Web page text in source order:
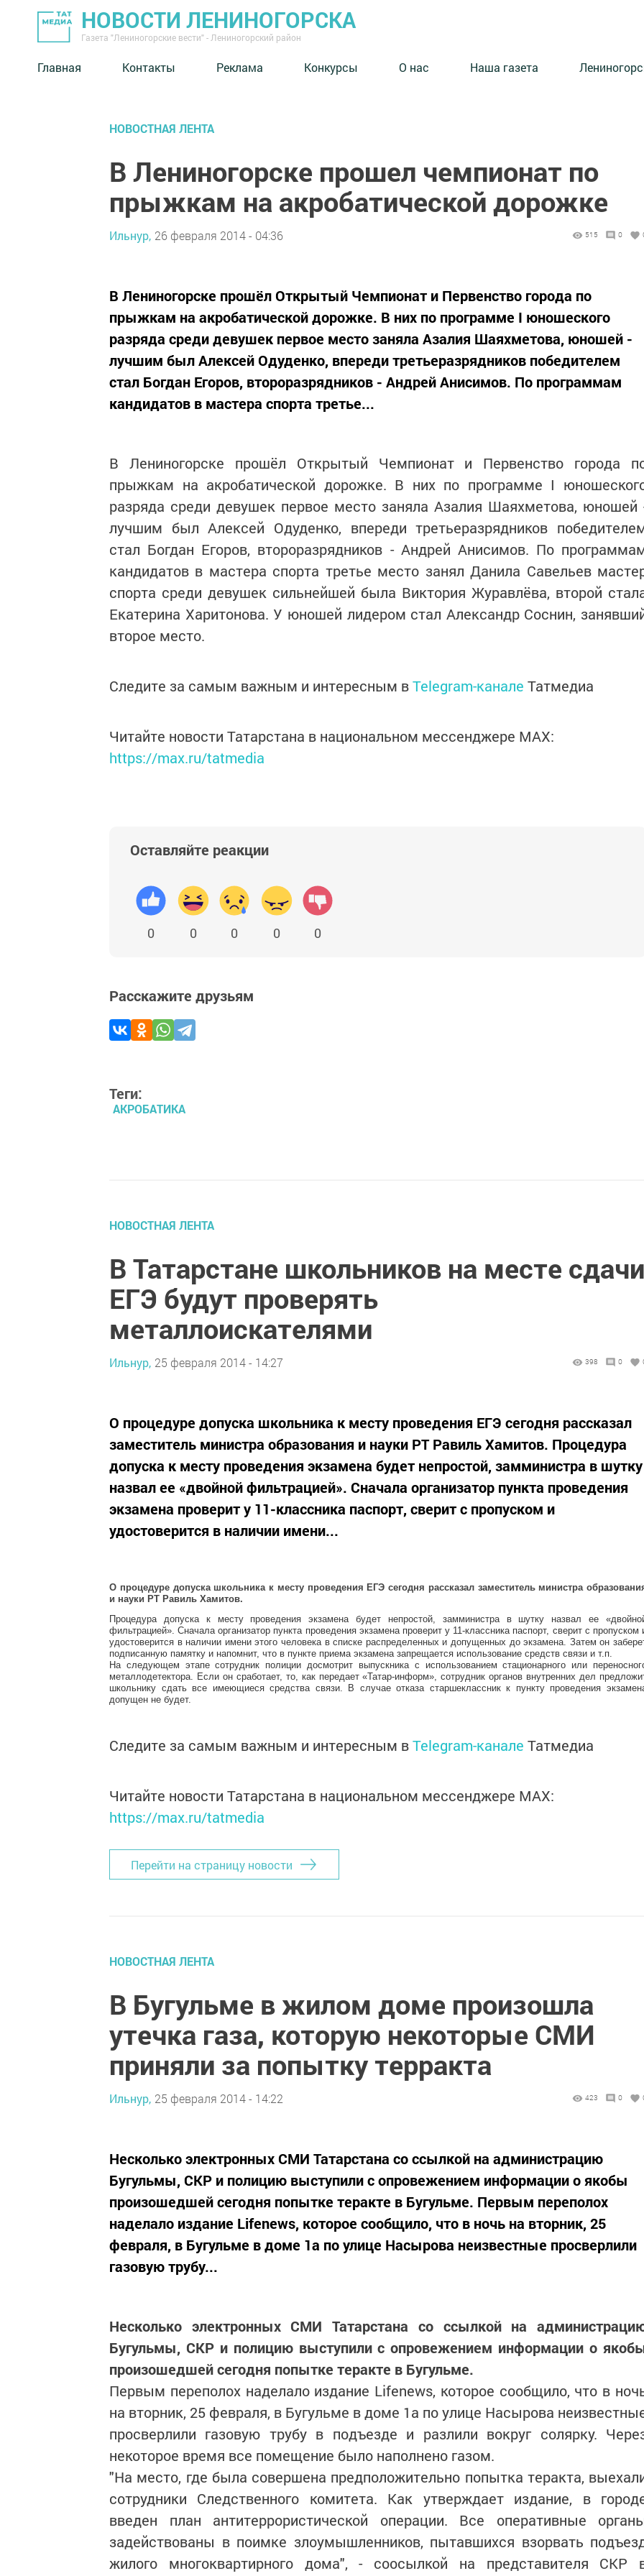
НОВОСТИ ЛЕНИНОГОРСКА
Газета "Лениногорские вести" - Лениногорский район
Главная Контакты Реклама Конкурсы О нас Наша газета
НОВОСТНАЯ ЛЕНТА
В Лениногорске прошел чемпионат по
прыжкам на акробатической дорожке
Ильнур, 26 февраля 2014 - 04:36 515 0
В Лениногорске прошёл Открытый Чемпионат и Первенство города по
прыжкам на акробатической дорожке. В них по программе I юношеского
разряда среди девушек первое место заняла Азалия Шаяхметова, юношей -
лучшим был Алексей Одуденко, впереди третьеразрядников победителем
стал Богдан Егоров, второразрядников - Андрей Анисимов. По программам
кандидатов в мастера спорта третье...
В Лениногорске прошёл Открытый Чемпионат и Первенство города
прыжкам на акробатической дорожке. В них по программе I
разряда среди девушек первое место заняла Азалия Шаяхметова, юношей
лучшим был Алексей Одуденко, впереди третьеразрядников
стал Богдан Егоров, второразрядников - Андрей Анисимов. По
кандидатов в мастера спорта третье место занял Данила Савельев
спорта среди девушек сильнейшей была Виктория Журавлёва, второй
Екатерина Харитонова. У юношей лидером стал Александр Соснин,
второе место.
Следите за самым важным и интересным вTelegram-канале Татмедиа
Читайте новости Татарстана в национальном мессенджере MАХ:
https://max.ru/tatmedia
Оставляйте реакции
0 0 0 0 0
Расскажите друзьям
Теги:
АКРОБАТИКА
НОВОСТНАЯ ЛЕНТА
В Татарстане школьников на месте сдачи
ЕГЭ будут проверять
металлоискателями
Ильнур, 25 февраля 2014 - 14:27 398 0
О процедуре допуска школьника к месту проведения ЕГЭ сегодня рассказал
заместитель министра образования и науки РТ Равиль Хамитов. Процедура
допуска к месту проведения экзамена будет непростой, замминистра в шутку
назвал ее «двойной фильтрацией». Сначала организатор пункта проведения
экзамена проверит у 11-классника паспорт, сверит с пропуском и
удостоверится в наличии имени...
О процедуре допуска школьника к месту проведения ЕГЭ сегодня рассказал заместитель министра
и науки РТ Равиль Хамитов.
Процедура допуска к месту проведения экзамена будет непростой, замминистра в шутку назвал ее
фильтрацией». Сначала организатор пункта проведения экзамена проверит у 11-классника паспорт, сверит с пропуском
удостоверится в наличии имени этого человека в списке распределенных и допущенных до экзамена. Затем он
подписанную памятку и напомнит, что в пункте приема экзамена запрещается использование средств связи и т.п.
На следующем этапе сотрудник полиции досмотрит выпускника с использованием стационарного или
металлодетектора. Если он сработает, то, как передает «Татар-информ», сотрудник органов внутренних дел
школьнику сдать все имеющиеся средства связи. В случае отказа старшеклассник к пункту проведения
допущен не будет.
Следите за самым важным и интересным вTelegram-канале Татмедиа
Читайте новости Татарстана в национальном мессенджере MАХ:
https://max.ru/tatmedia
Перейти на страницу новости
НОВОСТНАЯ ЛЕНТА
В Бугульме в жилом доме произошла
утечка газа, которую некоторые СМИ
приняли за попытку терракта
Ильнур, 25 февраля 2014 - 14:22 423 0
Несколько электронных СМИ Татарстана со ссылкой на администрацию
Бугульмы, СКР и полицию выступили с опровежением информации о якобы
произошедшей сегодня попытке теракте в Бугульме. Первым переполох
наделало издание Lifenews, которое сообщило, что в ночь на вторник, 25
февраля, в Бугульме в доме 1а по улице Насырова неизвестные просверлили
газовую трубу...
Несколько электронных СМИ Татарстана со ссылкой на
Бугульмы, СКР и полицию выступили с опровежением информации о
произошедшей сегодня попытке теракте в Бугульме.
Первым переполох наделало издание Lifenews, которое сообщило, что в
на вторник, 25 февраля, в Бугульме в доме 1а по улице Насырова
просверлили газовую трубу в подъезде и разлили вокруг солярку.
некоторое время все помещение было наполнено газом.
"На место, где была совершена предположительно попытка теракта,
сотрудники Следственного комитета. Как утверждает издание, в
введен план антитеррористической операции. Все оперативные
задействованы в поимке злоумышленников, пытавшихся взорвать
жилого многоквартирного дома", - соосылкой на представителя СКР